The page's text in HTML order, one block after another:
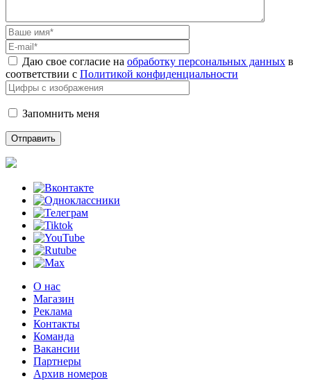
Даю свое согласие на обработку персональных данных в
соответствии с Политикой конфиденциальности
Запомнить меня
О нас
Магазин
Реклама
Контакты
Команда
Вакансии
Партнеры
Архив номеров